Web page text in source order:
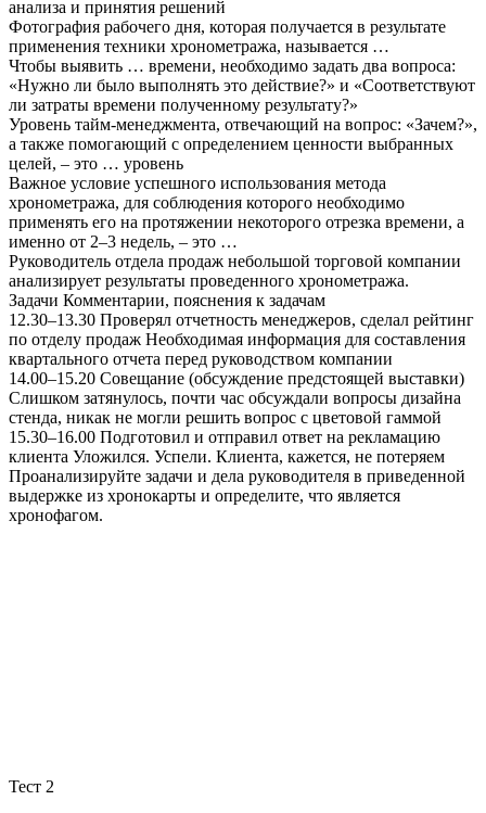
анализа и принятия решений
Фотография рабочего дня, которая получается в результате
применения техники хронометража, называется …
Чтобы выявить … времени, необходимо задать два вопроса:
«Нужно ли было выполнять это действие?» и «Соответствуют
ли затраты времени полученному результату?»
Уровень тайм-менеджмента, отвечающий на вопрос: «Зачем?»,
а также помогающий с определением ценности выбранных
целей, – это … уровень
Важное условие успешного использования метода
хронометража, для соблюдения которого необходимо
применять его на протяжении некоторого отрезка времени, а
именно от 2–3 недель, – это …
Руководитель отдела продаж небольшой торговой компании
анализирует результаты проведенного хронометража.
Задачи Комментарии, пояснения к задачам
12.30–13.30 Проверял отчетность менеджеров, сделал рейтинг
по отделу продаж Необходимая информация для составления
квартального отчета перед руководством компании
14.00–15.20 Совещание (обсуждение предстоящей выставки)
Слишком затянулось, почти час обсуждали вопросы дизайна
стенда, никак не могли решить вопрос с цветовой гаммой
15.30–16.00 Подготовил и отправил ответ на рекламацию
клиента Уложился. Успели. Клиента, кажется, не потеряем
Проанализируйте задачи и дела руководителя в приведенной
выдержке из хронокарты и определите, что является
хронофагом.
Тест 2